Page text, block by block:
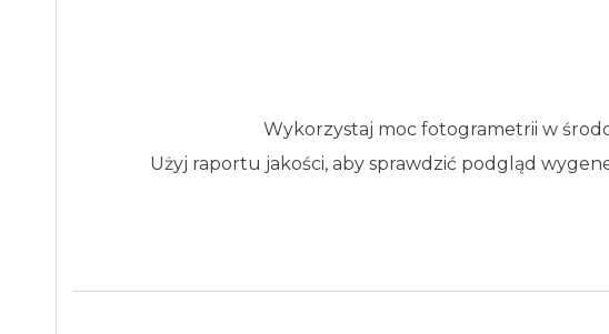
Wykorzystaj moc fotogrametrii w
Użyj raportu jakości, aby sprawdzić podgląd